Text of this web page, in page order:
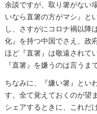
余談ですが、取り箸がない
いなら直箸の方がマシ』と
し、さすがにコロナ禍以降
化』を持つ中国でさえ、政
ほど『直箸』は敬遠されて
『直箸』を嫌うのは言うま
ちなみに、『嫌い箸』とい
す。全て覚えておくのが望
シェアするときに、これだ